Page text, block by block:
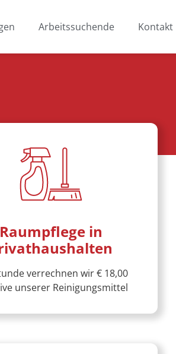
Arbeitssuchende Kontakt
Raumpflege in
verrechnen wir € 18,00
unserer Reinigungsmittel